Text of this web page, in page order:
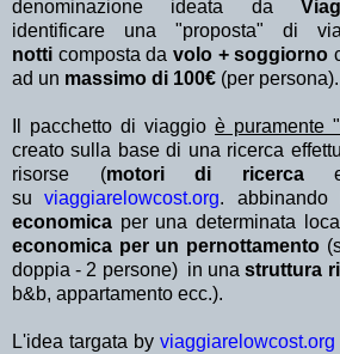
denominazione ideata da
identificare una "proposta" di
notti composta davolo + soggiorno
ad un massimo di 100€ (per persona).
Il pacchetto di viaggio è puramente
creato sulla base di una ricerca
risorse (motori di ricerca
suviaggiarelowcost.org. abbinando
economica per una determinata
economica per un pernottamento
doppia - 2 persone) in unastruttura
b&b, appartamento ecc.).
L'idea targata by viaggiarelowcost.org